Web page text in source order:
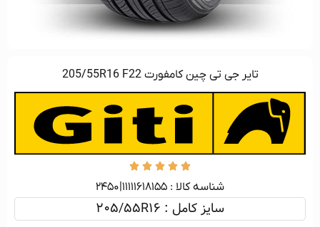
تایر جی تی چین کامفورت 205/55R16 F22





شناسه کالا :‌ ۱۱۱۱۱۶۱۸۱۵۵|۲۴۵۰
سایز کامل : 205/55R16